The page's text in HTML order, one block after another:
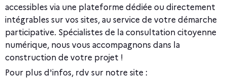
accessibles via une plateforme dédiée ou directement
intégrables sur vos sites, au service de votre démarche
participative. Spécialistes de la consultation citoyenne
numérique, nous vous accompagnons dans la
construction de votre projet !
Pour plus d'infos, rdv sur notre site :